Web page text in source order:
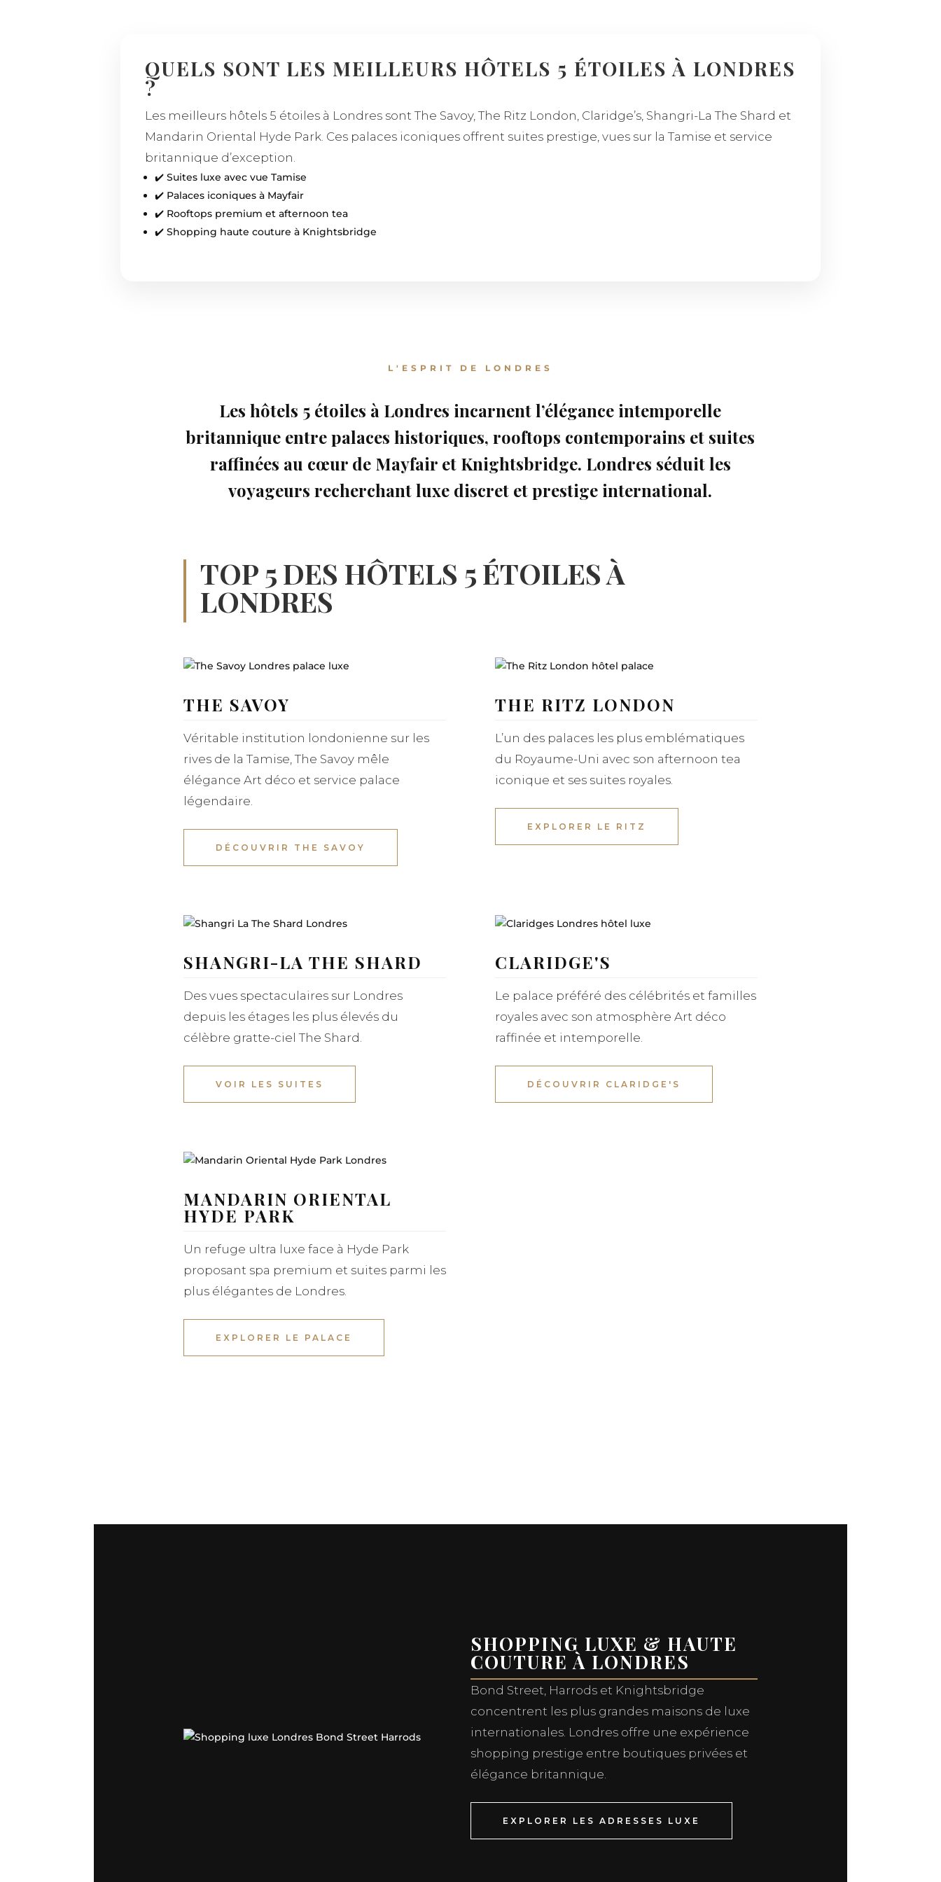
QUELS SONT LES MEILLEURS HÔTELS 5 ÉTOILES À LONDRES
?
Les meilleurs hôtels 5 étoiles à Londres sont The Savoy, The Ritz London, Claridge’s, Shangri-La The Shard et
Mandarin Oriental Hyde Park. Ces palaces iconiques offrent suites prestige, vues sur la Tamise et service
britannique d’exception.
✔️ Suites luxe avec vue Tamise
✔️ Palaces iconiques à Mayfair
✔️ Rooftops premium et afternoon tea
✔️ Shopping haute couture à Knightsbridge
L'ESPRIT DE LONDRES
Les hôtels 5 étoiles à Londres incarnent l’élégance intemporelle
britannique entre palaces historiques, rooftops contemporains et suites
raffinées au cœur de Mayfair et Knightsbridge. Londres séduit les
voyageurs recherchant luxe discret et prestige international.
TOP 5 DES HÔTELS 5 ÉTOILES À
LONDRES
THE SAVOY
Véritable institution londonienne sur les
rives de la Tamise, The Savoy mêle
élégance Art déco et service palace
légendaire.
DÉCOUVRIR THE SAVOY
THE RITZ LONDON
L’un des palaces les plus emblématiques
du Royaume-Uni avec son afternoon tea
iconique et ses suites royales.
EXPLORER LE RITZ
SHANGRI-LA THE SHARD
Des vues spectaculaires sur Londres
depuis les étages les plus élevés du
célèbre gratte-ciel The Shard.
VOIR LES SUITES
CLARIDGE'S
Le palace préféré des célébrités et familles
royales avec son atmosphère Art déco
raffinée et intemporelle.
DÉCOUVRIR CLARIDGE'S
MANDARIN ORIENTAL
HYDE PARK
Un refuge ultra luxe face à Hyde Park
proposant spa premium et suites parmi les
plus élégantes de Londres.
EXPLORER LE PALACE
SHOPPING LUXE & HAUTE
COUTURE À LONDRES
Bond Street, Harrods et Knightsbridge
concentrent les plus grandes maisons de luxe
internationales. Londres offre une expérience
shopping prestige entre boutiques privées et
élégance britannique.
EXPLORER LES ADRESSES LUXE